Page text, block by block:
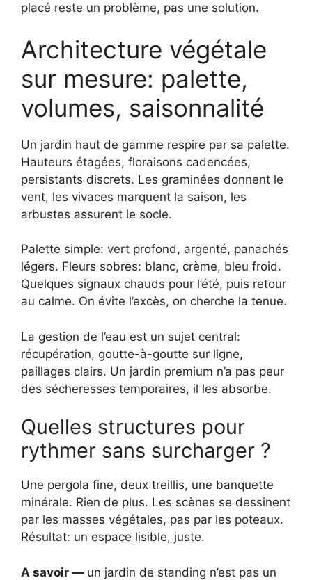
placé reste un problème, pas une solution.
Architecture végétale
sur mesure: palette,
volumes, saisonnalité
Un jardin haut de gamme respire par sa palette.
Hauteurs étagées, floraisons cadencées,
persistants discrets. Les graminées donnent le
vent, les vivaces marquent la saison, les
arbustes assurent le socle.
Palette simple: vert profond, argenté, panachés
légers. Fleurs sobres: blanc, crème, bleu froid.
Quelques signaux chauds pour l’été, puis retour
au calme. On évite l’excès, on cherche la tenue.
La gestion de l’eau est un sujet central:
récupération, goutte-à-goutte sur ligne,
paillages clairs. Un jardin premium n’a pas peur
des sécheresses temporaires, il les absorbe.
Quelles structures pour
rythmer sans surcharger ?
Une pergola fine, deux treillis, une banquette
minérale. Rien de plus. Les scènes se dessinent
par les masses végétales, pas par les poteaux.
Résultat: un espace lisible, juste.
A savoir — un jardin de standing n’est pas un